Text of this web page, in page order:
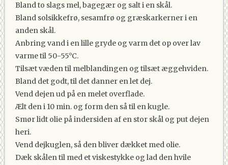
Bland to slags mel, bagegær og salt i en skål.
Bland solsikkefrø, sesamfrø og græskarkerner i en
anden skål.
Anbring vand i en lille gryde og varm det op over lav
varme til 50-55°C.
Tilsæt væden til melblandingen og tilsæt æggehviden.
Bland det godt, til det danner en let dej.
Vend dejen ud på en melet overflade.
Ælt den i 10 min. og form den så til en kugle.
Smør lidt olie på indersiden af en stor skål og put dejen
heri.
Vend dejkuglen, så den bliver dækket med olie.
Dæk skålen til med et viskestykke og lad den hvile